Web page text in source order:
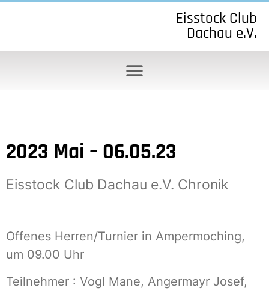
Eisstock Club
Dachau e.V.
2023 Mai – 06.05.23
Eisstock Club Dachau e.V. Chronik
Offenes Herren/Turnier in Ampermoching,
um 09.00 Uhr
Teilnehmer : Vogl Mane, Angermayr Josef,